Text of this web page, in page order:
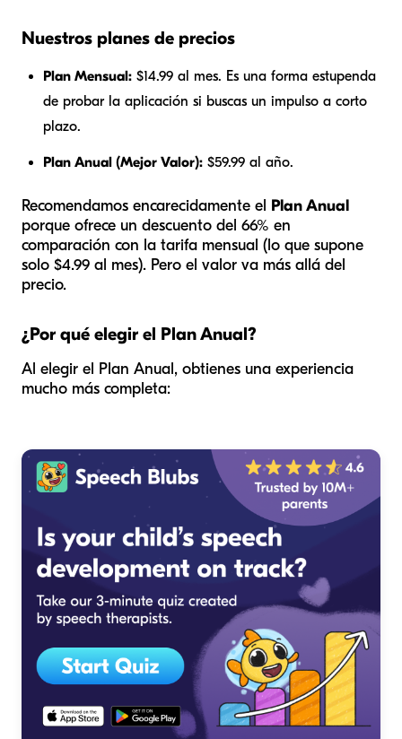
Nuestros planes de precios
Plan Mensual: $14.99 al mes. Es una forma estupenda
de probar la aplicación si buscas un impulso a corto
plazo.
Plan Anual (Mejor Valor): $59.99 al año.
Recomendamos encarecidamente el Plan Anual
porque ofrece un descuento del 66% en
comparación con la tarifa mensual (lo que supone
solo $4.99 al mes). Pero el valor va más allá del
precio.
¿Por qué elegir el Plan Anual?
Al elegir el Plan Anual, obtienes una experiencia
mucho más completa: